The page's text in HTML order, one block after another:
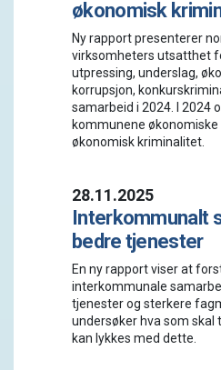
økonomisk
Ny rapport presenterer
virksomheters utsatthet
utpressing, underslag,
korrupsjon,
samarbeid i 2024. I 2024
kommunene
økonomisk kriminalitet.
28.11.2025
Interkommunalt
bedre tjenester
En ny rapport viser at
interkommunale
tjenester og sterkere
undersøker hva som
kan lykkes med dette.